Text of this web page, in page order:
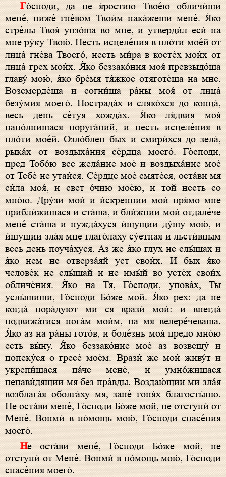
Го́споди, да не я́ростию Твое́ю обличи́ши
мене́, ниже́ гне́вом Твои́м нака́жеши мене́. Я́ко
стре́лы Твоя́ унзо́ша во мне, и утверди́л еси́ на
мне ру́ку Твою́. Несть исцеле́ния в пло́ти мое́й от
лица́ гне́ва Твоего́, несть ми́ра в косте́х мои́х от
лица́ грех мои́х. Я́ко беззако́ния моя́ превзыдо́ша
главу́ мою́, я́ко бре́мя тя́жкое отяготе́ша на мне.
Возсмерде́ша и согни́ша ра́ны моя́ от лица́
безу́мия моего́. Пострада́х и сляко́хся до конца́,
весь день се́туя хожда́х. Я́ко ля́двия моя́
напо́лнишася поруга́ний, и несть исцеле́ния в
пло́ти мое́й. Озло́блен бых и смири́хся до зела́,
рыка́х от воздыха́ния се́рдца моего́. Го́споди,
пред Тобо́ю все жела́ние мое́ и воздыха́ние мое́
от Тебе́ не утаи́ся. Се́рдце мое́ смяте́ся, оста́ви мя
си́ла моя́, и свет о́чию мое́ю, и той несть со
мно́ю. Дру́зи мои́ и и́скреннии мои́ пря́мо мне
прибли́жишася и ста́ша, и бли́жнии мои́ отдале́че
мене́ ста́ша и нужда́хуся и́щущии ду́шу мою́, и
и́щущии зла́я мне глаго́лаху су́етная и льсти́вным
весь день поуча́хуся. Аз же я́ко глух не слы́шах и
я́ко нем не отверза́яй уст свои́х. И бых я́ко
челове́к не слы́шай и не имы́й во усте́х свои́х
обличе́ния. Я́ко на Тя, Го́споди, упова́х, Ты
услы́шиши, Го́споди Бо́же мой. Я́ко рех: да не
когда́ пора́дуют ми ся врази́ мои́: и внегда́
подвижа́тися нога́м мои́м, на мя велере́чеваша.
Я́ко аз на ра́ны гото́в, и боле́знь моя́ предо мно́ю
есть вы́ну. Я́ко беззако́ние мое́ аз возвещу́ и
попеку́ся о гресе́ мое́м. Врази́ же мои́ живу́т и
укрепи́шася па́че мене́, и умно́жишася
ненави́дящии мя без пра́вды. Воздаю́щии ми зла́я
возблага́я оболга́ху мя, зане́ гоня́х благосты́ню.
Не оста́ви мене́, Го́споди Бо́же мой, не отступи́ от
Мене́. Вонми́ в по́мощь мою́, Го́споди спасе́ния
моего́.
Не оста́ви мене́, Го́споди Бо́же мой, не
отступи́ от Мене́. Вонми́ в по́мощь мою́, Го́споди
спасе́ния моего́.